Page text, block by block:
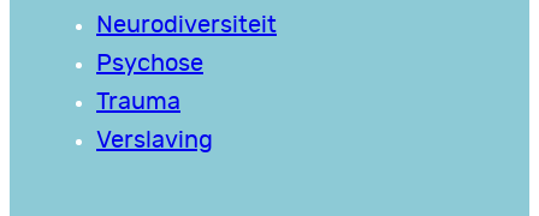
Neurodiversiteit
Psychose
Trauma
Verslaving